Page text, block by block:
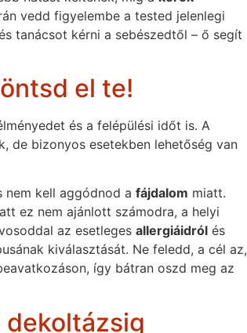
vedd figyelembe a tested jelenlegi
tanácsot kérni a sebészedtől – ő segít
el te!
és a felépülési időt is. A
de bizonyos esetekben lehetőség van
kell aggódnod a fájdalom miatt.
ez nem ajánlott számodra, a helyi
az esetleges allergiáidról és
kiválasztását. Ne feledd, a cél az,
így bátran oszd meg az
dekoltázsig